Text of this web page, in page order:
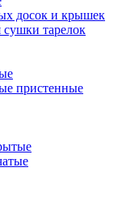
досок и крышек
тарелок
пристенные